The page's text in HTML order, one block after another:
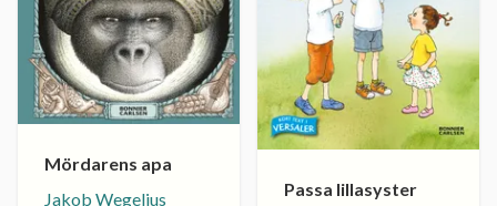
Mördarens apa
Jakob Wegelius
Passa lillasyster